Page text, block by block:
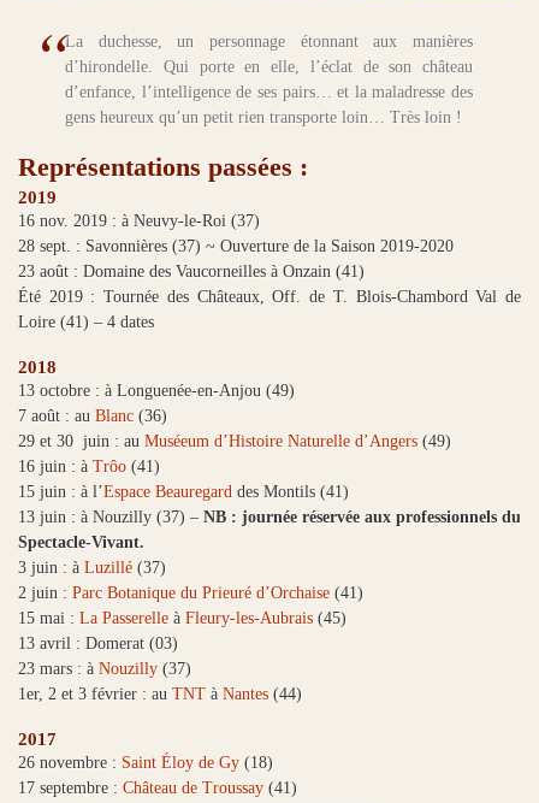
La duchesse, un personnage étonnant aux manières
d’hirondelle. Qui porte en elle, l’éclat de son château
d’enfance, l’intelligence de ses pairs… et la maladresse des
gens heureux qu’un petit rien transporte loin… Très loin !
Représentations passées :
2019
16 nov. 2019 : à Neuvy-le-Roi (37)
28 sept. : Savonnières (37) ~ Ouverture de la Saison 2019-2020
23 août : Domaine des Vaucorneilles à Onzain (41)
Été 2019 : Tournée des Châteaux, Off. de T. Blois-Chambord Val de
Loire (41) – 4 dates
2018
13 octobre : à Longuenée-en-Anjou (49)
7 août : au Blanc (36)
29 et 30 juin : au Muséeum d’Histoire Naturelle d’Angers (49)
16 juin : à Trôo (41)
15 juin : à l’Espace Beauregard des Montils (41)
13 juin : à Nouzilly (37) – NB : journée réservée aux professionnels du
Spectacle-Vivant.
3 juin : à Luzillé (37)
2 juin : Parc Botanique du Prieuré d’Orchaise (41)
15 mai : La Passerelle à Fleury-les-Aubrais (45)
13 avril : Domerat (03)
23 mars : à Nouzilly (37)
1er, 2 et 3 février : au TNT à Nantes (44)
2017
26 novembre : Saint Éloy de Gy (18)
17 septembre : Château de Troussay (41)